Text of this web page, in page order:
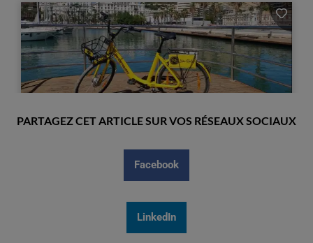
PARTAGEZ CET ARTICLE SUR VOS RÉSEAUX SOCIAUX
Facebook
LinkedIn